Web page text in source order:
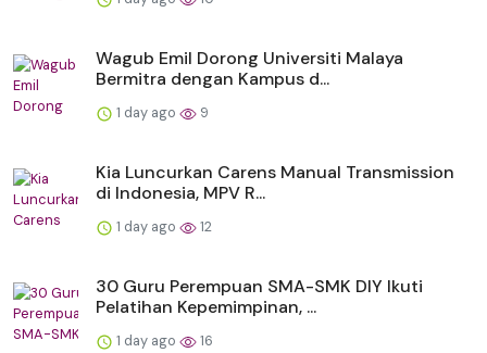
Wagub Emil Dorong Universiti Malaya
Bermitra dengan Kampus d...
1 day ago 9
Kia Luncurkan Carens Manual Transmission
di Indonesia, MPV R...
1 day ago 12
30 Guru Perempuan SMA-SMK DIY Ikuti
Pelatihan Kepemimpinan, ...
1 day ago 16